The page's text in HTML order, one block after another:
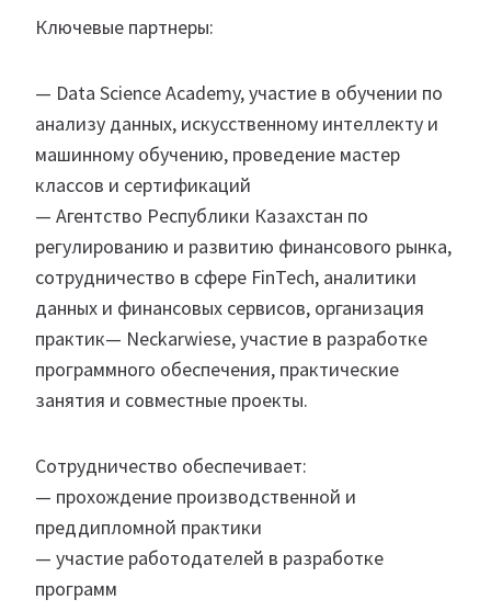
Ключевые партнеры:
— Data Science Academy, участие в обучении по
анализу данных, искусственному интеллекту и
машинному обучению, проведение мастер
классов и сертификаций
— Агентство Республики Казахстан по
регулированию и развитию финансового рынка,
сотрудничество в сфере FinTech, аналитики
данных и финансовых сервисов, организация
практик— Neckarwiese, участие в разработке
программного обеспечения, практические
занятия и совместные проекты.
Сотрудничество обеспечивает:
— прохождение производственной и
преддипломной практики
— участие работодателей в разработке
программ